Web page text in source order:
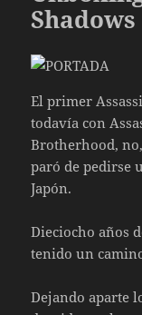
El primer
todavía con
Brotherhood,
paró de pedirse
Japón.
Dieciocho años
tenido un
Dejando aparte